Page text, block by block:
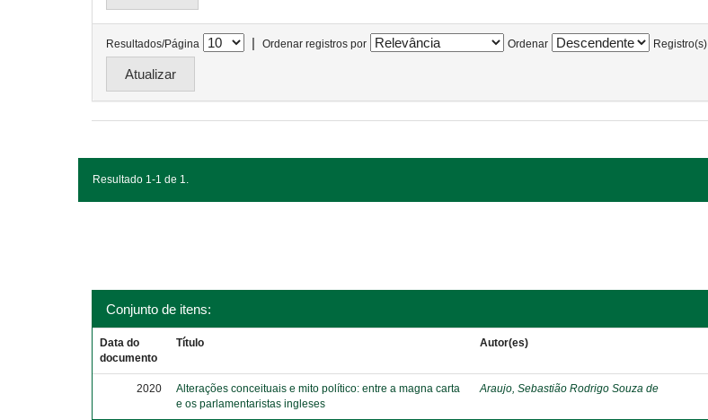
Resultados/Página | Ordenar registros por Ordenar Registro(s)
Resultado 1-1 de 1.
Conjunto de itens:
Data do
documento
Título Autor(es)
2020
Alterações conceituais e mito político: entre a magna carta
e os parlamentaristas ingleses
Araujo, Sebastião Rodrigo Souza de